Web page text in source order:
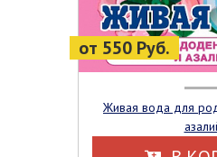
от 550 Руб.
Живая вода для рододендронов и